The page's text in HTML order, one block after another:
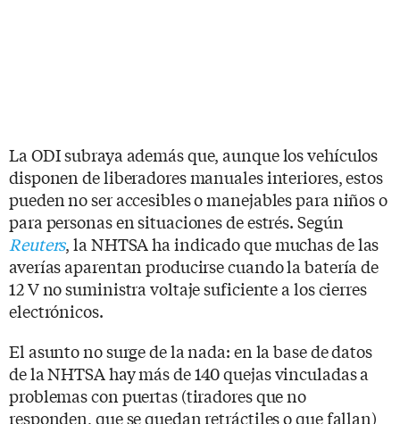
La ODI subraya además que, aunque los vehículos
disponen de liberadores manuales interiores, estos
pueden no ser accesibles o manejables para niños o
para personas en situaciones de estrés. Según
Reuters, la NHTSA ha indicado que muchas de las
averías aparentan producirse cuando la batería de
12 V no suministra voltaje suficiente a los cierres
electrónicos.
El asunto no surge de la nada: en la base de datos
de la NHTSA hay más de 140 quejas vinculadas a
problemas con puertas (tiradores que no
responden, que se quedan retráctiles o que fallan)